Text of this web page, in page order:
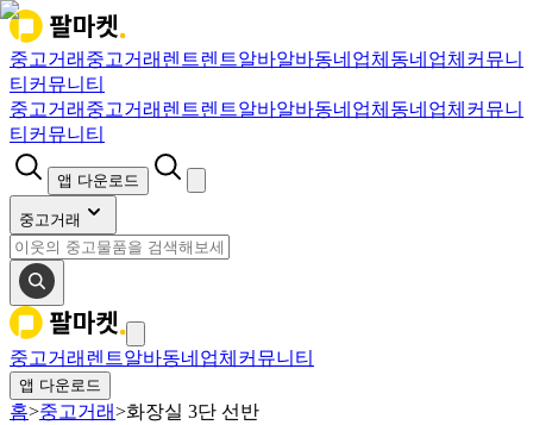
중고거래 중고거래 렌트렌트알바알바동네업체 동네업체 커뮤니
티 커뮤니티
중고거래 중고거래 렌트렌트알바알바동네업체 동네업체 커뮤니
티 커뮤니티
앱 다운로드
중고거래
중고거래 렌트알바동네업체 커뮤니티
앱 다운로드
홈>중고거래>화장실 3단 선반